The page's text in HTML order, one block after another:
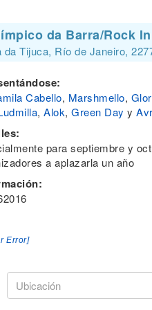
da Barra/Rock
Tijuca, Río de Janeiro,
Cabello, Marshmello,
,Alok,Green Day y
para septiembre y
a aplazarla un año
Error]